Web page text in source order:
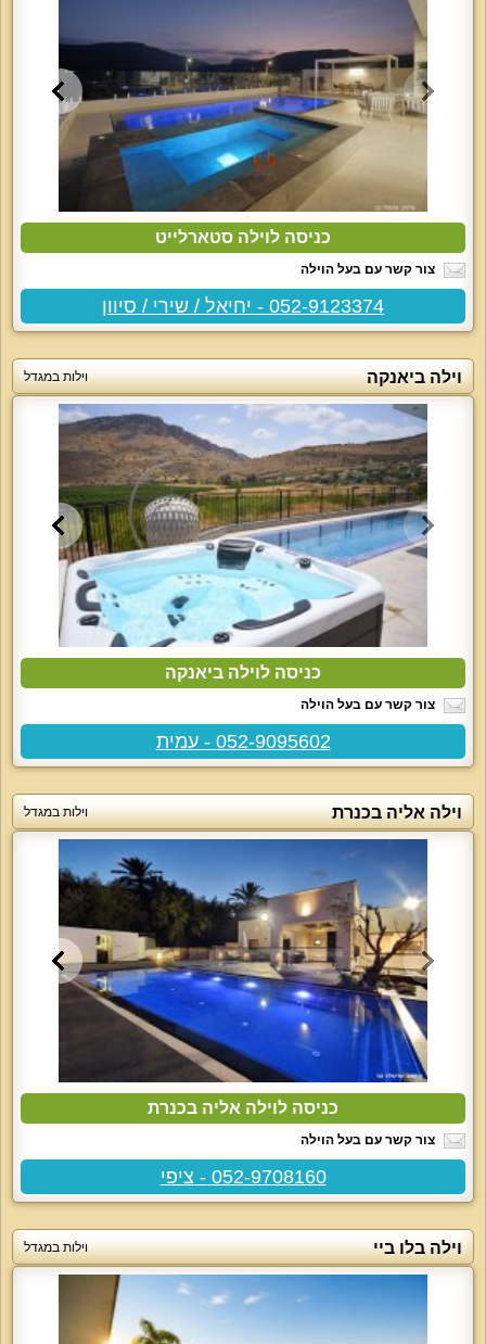
כניסה לוילה סטארלייט
צור קשר עם בעל הוילה
052-9123374 - יחיאל / שירי / סיוון
וילה ביאנקה וילות במגדל
כניסה לוילה ביאנקה
צור קשר עם בעל הוילה
052-9095602 - עמית
וילה אליה בכנרת וילות במגדל
כניסה לוילה אליה בכנרת
צור קשר עם בעל הוילה
052-9708160 - ציפי
וילה בלו ביי וילות במגדל